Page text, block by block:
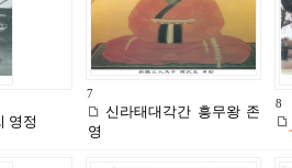
영정
7
신라태대각간 흥무왕 존
영
8